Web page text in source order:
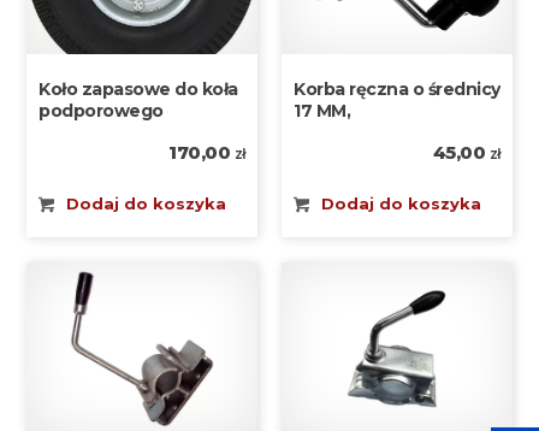
Koło zapasowe do koła
podporowego
170,00 zł
Dodaj do koszyka
Korba ręczna o średnicy
17 MM,
45,00 zł
Dodaj do koszyka